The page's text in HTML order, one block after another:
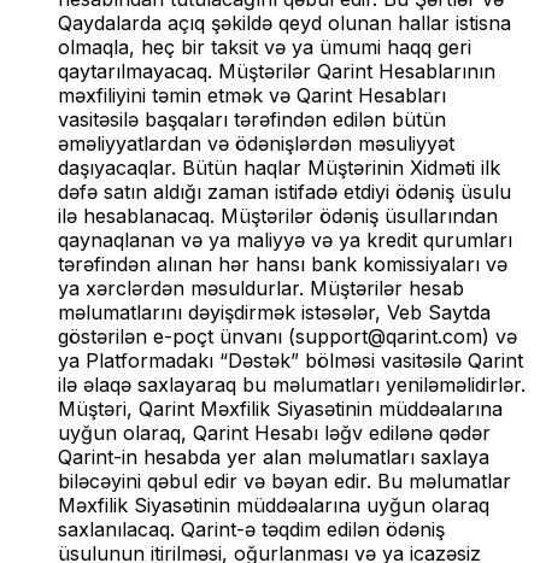
Qaydalarda açıq şəkildə qeyd olunan hallar istisna
olmaqla, heç bir taksit və ya ümumi haqq geri
qaytarılmayacaq. Müştərilər Qarint Hesablarının
məxfiliyini təmin etmək və Qarint Hesabları
vasitəsilə başqaları tərəfindən edilən bütün
əməliyyatlardan və ödənişlərdən məsuliyyət
daşıyacaqlar. Bütün haqlar Müştərinin Xidməti ilk
dəfə satın aldığı zaman istifadə etdiyi ödəniş üsulu
ilə hesablanacaq. Müştərilər ödəniş üsullarından
qaynaqlanan və ya maliyyə və ya kredit qurumları
tərəfindən alınan hər hansı bank komissiyaları və
ya xərclərdən məsuldurlar. Müştərilər hesab
məlumatlarını dəyişdirmək istəsələr, Veb Saytda
göstərilən e-poçt ünvanı (support@qarint.com) və
ya Platformadakı “Dəstək” bölməsi vasitəsilə Qarint
ilə əlaqə saxlayaraq bu məlumatları yeniləməlidirlər.
Müştəri, Qarint Məxfilik Siyasətinin müddəalarına
uyğun olaraq, Qarint Hesabı ləğv edilənə qədər
Qarint-in hesabda yer alan məlumatları saxlaya
biləcəyini qəbul edir və bəyan edir. Bu məlumatlar
Məxfilik Siyasətinin müddəalarına uyğun olaraq
saxlanılacaq. Qarint-ə təqdim edilən ödəniş
üsulunun itirilməsi, oğurlanması və ya icazəsiz